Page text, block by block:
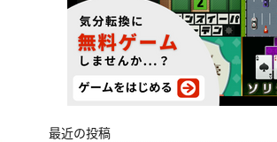
最近の投稿